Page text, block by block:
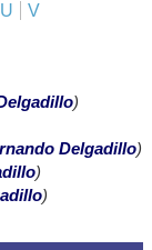
U V
)
Delgadillo)
)
)